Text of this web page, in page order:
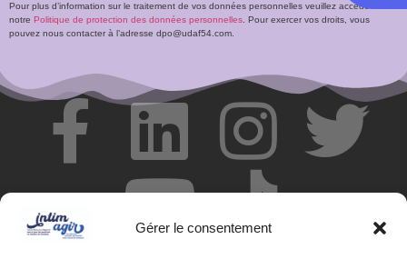
Gérer le consentement
Pour plus d’information sur le traitement de vos données personnelles veuillez accéder à
notre Politique de protection des données personnelles. Pour exercer vos droits, vous
pouvez nous contacter à l’adresse dpo@udaf54.com.